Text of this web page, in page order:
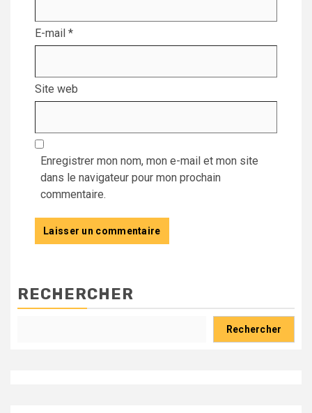
E-mail *
Site web
Enregistrer mon nom, mon e-mail et mon site
dans le navigateur pour mon prochain
commentaire.
RECHERCHER
Rechercher